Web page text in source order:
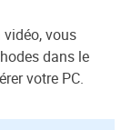
vous
dans le
votre PC.